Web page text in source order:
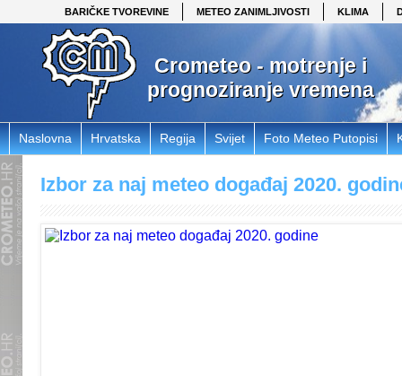
BARIČKE TVOREVINE METEO ZANIMLJIVOSTI KLIMA
Crometeo - motrenje i
prognoziranje vremena
Naslovna Hrvatska Regija Svijet Foto Meteo Putopisi
Izbor za naj meteo događaj 2020.